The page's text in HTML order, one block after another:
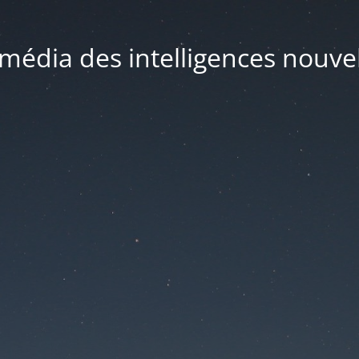
des intelligences